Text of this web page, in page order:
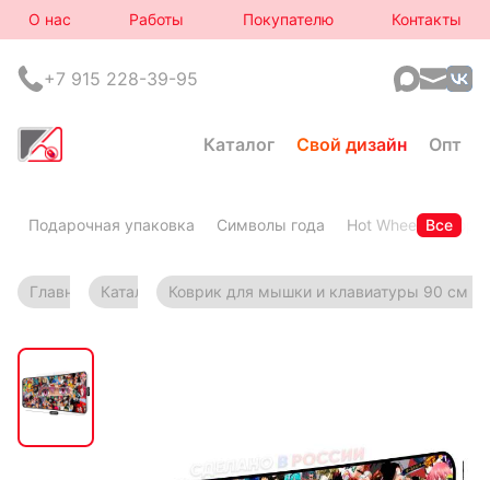
О нас Работы Покупателю Контакты
+7 915 228-39-95
Каталог Свой дизайн Опт
Подарочная упаковка Символы года Hot WheelsВсе
Главная Каталог Коврик для мышки и клавиатуры 90 см